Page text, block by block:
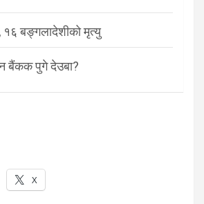
१६ बङ्गलादेशीको मृत्यु
बैंकक पुगे देउबा?
X